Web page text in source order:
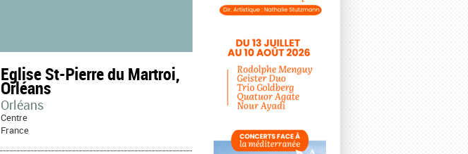
Eglise St-Pierre du Martroi,
Orléans
Orléans
Centre
France